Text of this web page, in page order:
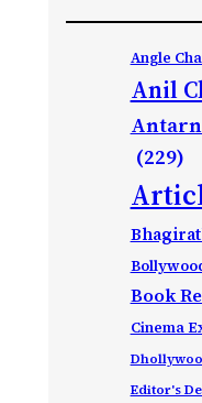
Angle
Anil
(229)
Book
Cinema
Editor's